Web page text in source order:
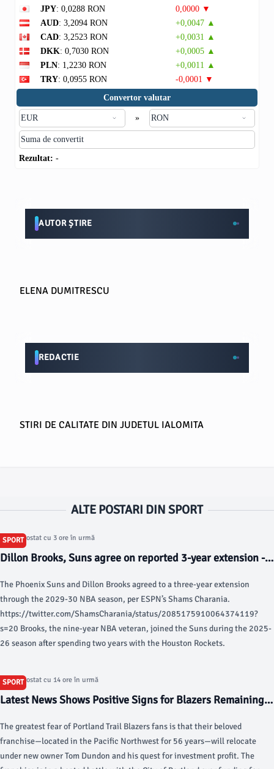
JPY: 0,0288 RON
0,0000 ▼
AUD: 3,2094 RON
+0,0047 ▲
CAD: 3,2523 RON
+0,0031 ▲
DKK: 0,7030 RON
+0,0005 ▲
PLN: 1,2230 RON
+0,0011 ▲
TRY: 0,0955 RON
-0,0001 ▼
Convertor valutar
»
Rezultat: -
AUTOR ȘTIRE
ELENA DUMITRESCU
REDACTIE
STIRI DE CALITATE DIN JUDETUL IALOMITA
ALTE POSTARI DIN SPORT
SPORT
Articol postat cu 3 ore în urmă
Dillon Brooks, Suns agree on reported 3-year extension -
The Phoenix Suns and Dillon Brooks agreed to a three-year extension
through the 2029-30 NBA season, per ESPN’s Shams Charania.
https://twitter.com/ShamsCharania/status/2085175910064374119?
s=20 Brooks, the nine-year NBA veteran, joined the Suns during the 2025-
26 season after spending two years with the Houston Rockets.
SPORT
Articol postat cu 14 ore în urmă
Latest News Shows Positive Signs for Blazers Remaining
The greatest fear of Portland Trail Blazers fans is that their beloved
franchise—located in the Pacific Northwest for 56 years—will relocate
under new owner Tom Dundon and his quest for investment profit. The